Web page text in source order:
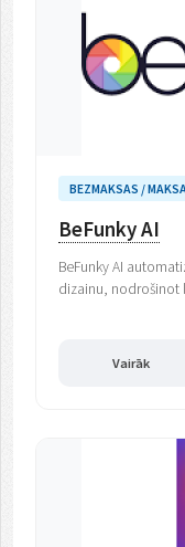
BEZMAKSAS /
BeFunky AI
BeFunky AI
dizainu, nodrošinot
Vairāk